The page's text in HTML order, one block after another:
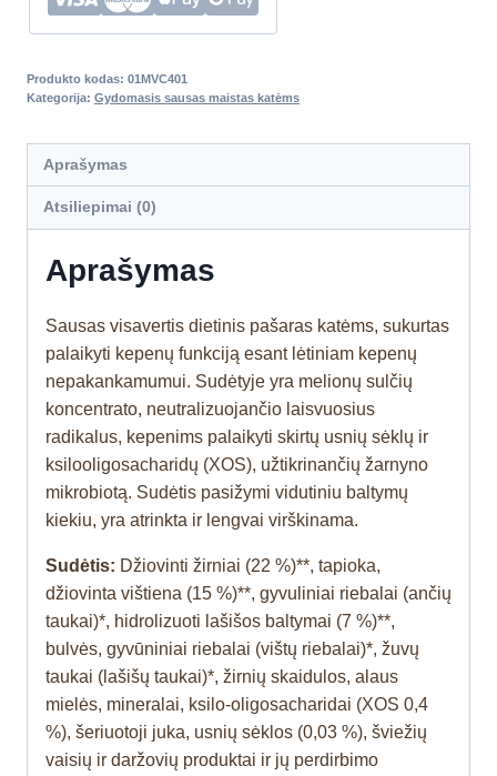
Produkto kodas: 01MVC401
Kategorija: Gydomasis sausas maistas katėms
Aprašymas
Atsiliepimai (0)
Aprašymas
Sausas visavertis dietinis pašaras katėms, sukurtas
palaikyti kepenų funkciją esant lėtiniam kepenų
nepakankamumui. Sudėtyje yra melionų sulčių
koncentrato, neutralizuojančio laisvuosius
radikalus, kepenims palaikyti skirtų usnių sėklų ir
ksilooligosacharidų (XOS), užtikrinančių žarnyno
mikrobiotą. Sudėtis pasižymi vidutiniu baltymų
kiekiu, yra atrinkta ir lengvai virškinama.
Sudėtis: Džiovinti žirniai (22 %)**, tapioka,
džiovinta vištiena (15 %)**, gyvuliniai riebalai (ančių
taukai)*, hidrolizuoti lašišos baltymai (7 %)**,
bulvės, gyvūniniai riebalai (vištų riebalai)*, žuvų
taukai (lašišų taukai)*, žirnių skaidulos, alaus
mielės, mineralai, ksilo-oligosacharidai (XOS 0,4
%), šeriuotoji juka, usnių sėklos (0,03 %), šviežių
vaisių ir daržovių produktai ir jų perdirbimo